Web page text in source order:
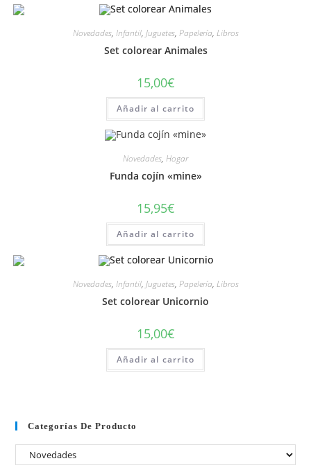
Novedades, Infantil, Juguetes, Papelería, Libros
Set colorear Animales
15,00€
Añadir al carrito
Novedades, Hogar
Funda cojín «mine»
15,95€
Añadir al carrito
Novedades, Infantil, Juguetes, Papelería, Libros
Set colorear Unicornio
15,00€
Añadir al carrito
Categorías De Producto